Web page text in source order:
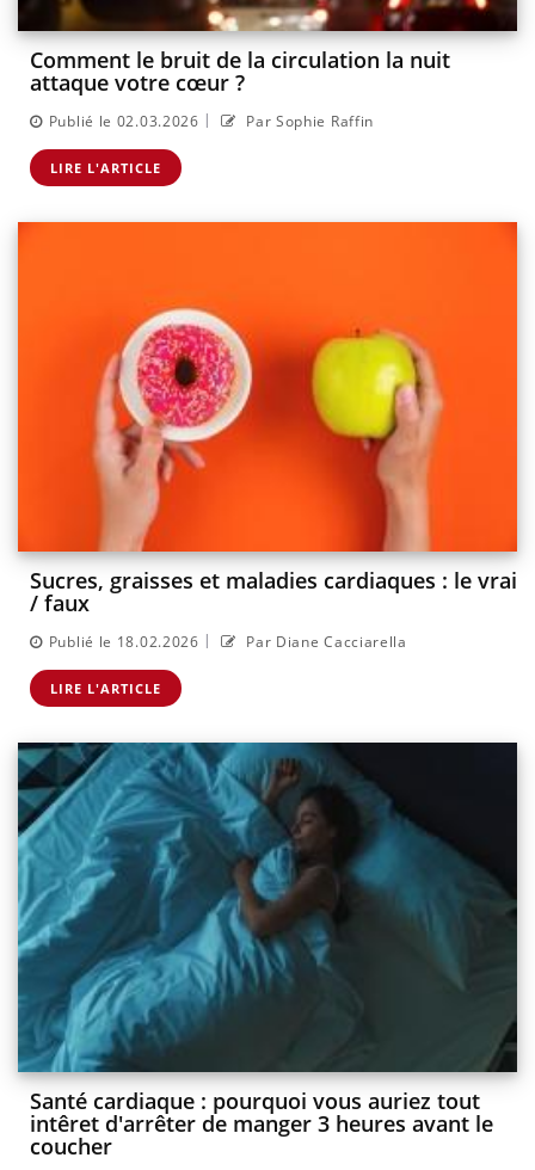
Comment le bruit de la circulation la nuit
attaque votre cœur ?
Publié le 02.03.2026 | Par Sophie Raffin
LIRE L'ARTICLE
Sucres, graisses et maladies cardiaques : le vrai
/ faux
Publié le 18.02.2026 | Par Diane Cacciarella
LIRE L'ARTICLE
Santé cardiaque : pourquoi vous auriez tout
intêret d'arrêter de manger 3 heures avant le
coucher